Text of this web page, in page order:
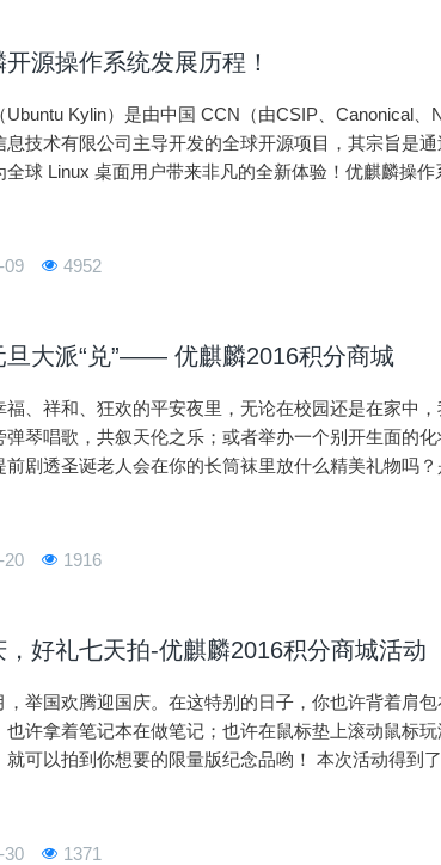
源操作系统发展历程！
Ubuntu Kylin）是由中国 CCN（由CSIP、Canonical
息技术有限公司主导开发的全球开源项目，其宗旨是
全球 Linux 桌面用户带来非凡的全新体验！优麒麟操
09 4952
旦大派“兑”—— 优麒麟2016积分商城
福、祥和、狂欢的平安夜里，无论在校园还是在家中
弹琴唱歌，共叙天伦之乐；或者举办一个别开生面的
前剧透圣诞老人会在你的长筒袜里放什么精美礼物吗
20 1916
，好礼七天拍-优麒麟2016积分商城活动
，举国欢腾迎国庆。在这特别的日子，你也许背着肩
也许拿着笔记本在做笔记；也许在鼠标垫上滚动鼠标
你想要的限量版纪念品哟！ 本次活动得到了 Ubuntu、开源中国、FireFox等合作伙伴的大力
30 1371